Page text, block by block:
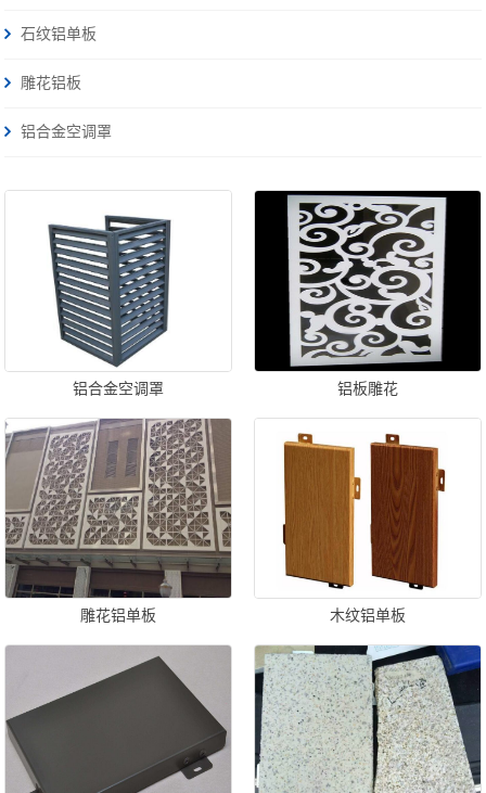
石纹铝单板
雕花铝板
铝合金空调罩
铝合金空调罩 铝板雕花
雕花铝单板 木纹铝单板